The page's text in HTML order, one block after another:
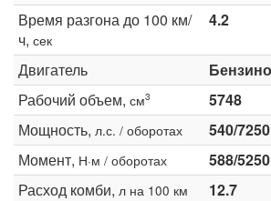
Время разгона до 100 км/
ч, сек
4.2
Двигатель
Рабочий объем, см3
5748
Мощность, л.с. / оборотах
540/7250
Момент, Н·м / оборотах
588/5250
Расход комби, л на 100 км
12.7